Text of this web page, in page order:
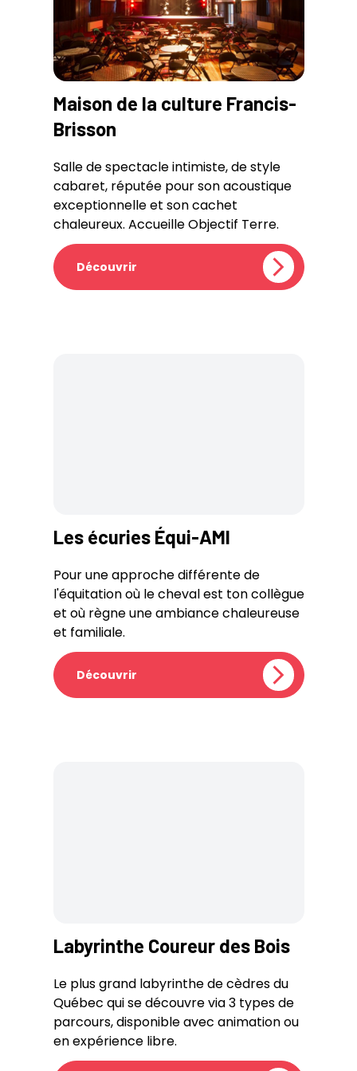
Maison de la culture Francis-
Brisson
Salle de spectacle intimiste, de style
cabaret, réputée pour son acoustique
exceptionnelle et son cachet
chaleureux. Accueille Objectif Terre.
Découvrir
Les écuries Équi-AMI
Pour une approche différente de
l'équitation où le cheval est ton collègue
et où règne une ambiance chaleureuse
et familiale.
Découvrir
Labyrinthe Coureur des Bois
Le plus grand labyrinthe de cèdres du
Québec qui se découvre via 3 types de
parcours, disponible avec animation ou
en expérience libre.